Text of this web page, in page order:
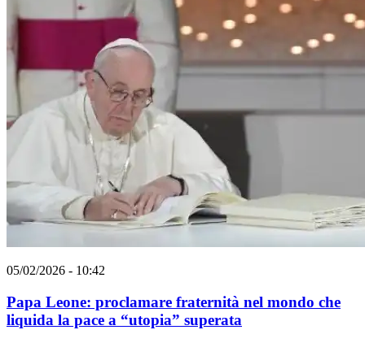
05/02/2026 - 10:42
Papa Leone: proclamare fraternità nel mondo che
liquida la pace a “utopia” superata